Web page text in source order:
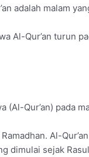
adalah malam
Al-Qur’an turun
Qur’an) pada
Al-
dimulai sejak